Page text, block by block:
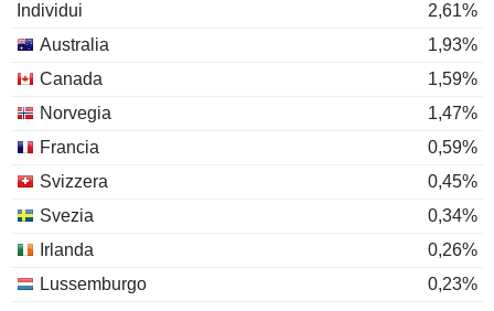
Individui
2,61%
Australia
1,93%
Canada
1,59%
Norvegia
1,47%
Francia
0,59%
Svizzera
0,45%
Svezia
0,34%
Irlanda
0,26%
Lussemburgo
0,23%